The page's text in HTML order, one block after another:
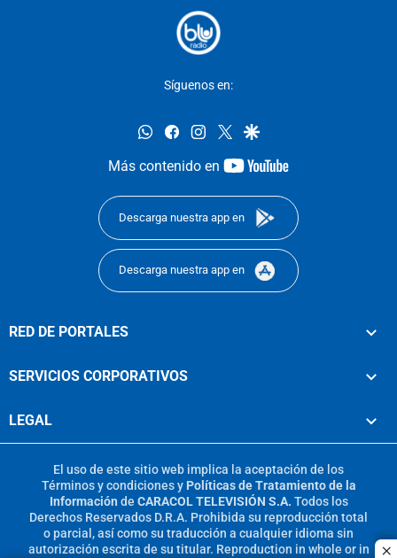
Síguenos en:
whatsappfacebookinstagram
twittergoogle
Más contenido en
youtube-
Descarga nuestra app en
Descarga nuestra app en
RED DE PORTALES
SERVICIOS CORPORATIVOS
LEGAL
El uso de este sitio web implica la aceptación de los
Términos y condicionesy Políticas de Tratamiento de la
Información de CARACOL TELEVISIÓN S.A. Todos los
Derechos Reservados D.R.A. Prohibida su reproducción total
o parcial, así como su traducción a cualquier idioma sin
autorización escrita de su titular. Reproduction in whole or in